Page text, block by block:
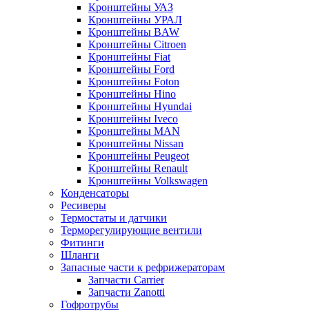
Кронштейны УАЗ
Кронштейны УРАЛ
Кронштейны BAW
Кронштейны Citroen
Кронштейны Fiat
Кронштейны Ford
Кронштейны Foton
Кронштейны Hino
Кронштейны Hyundai
Кронштейны Iveco
Кронштейны MAN
Кронштейны Nissan
Кронштейны Peugeot
Кронштейны Renault
Кронштейны Volkswagen
Конденсаторы
Ресиверы
Термостаты и датчики
Терморегулирующие вентили
Фитинги
Шланги
Запасные части к рефрижераторам
Запчасти Carrier
Запчасти Zanotti
Гофротрубы